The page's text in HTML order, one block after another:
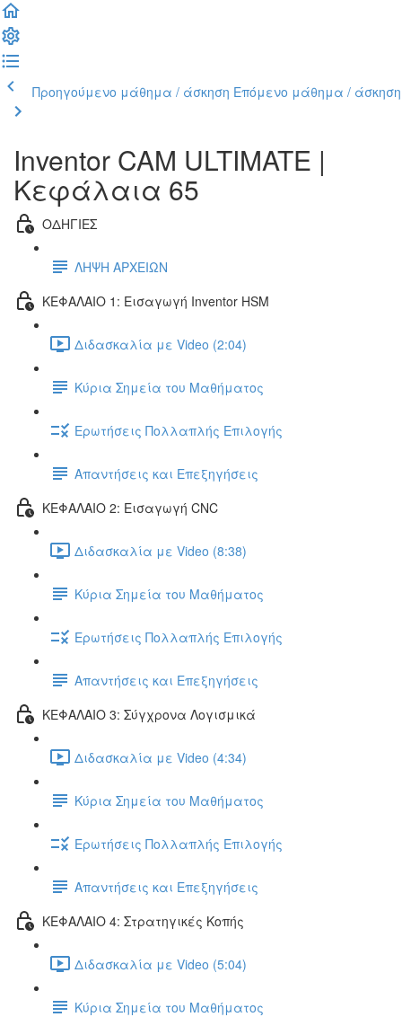
Προηγούμενο μάθημα / άσκηση Επόμενο μάθημα / άσκηση
Inventor CAM ULTIMATE |
Κεφάλαια 65
ΟΔΗΓΙΕΣ
ΛΗΨΗ ΑΡΧΕΙΩΝ
ΚΕΦΑΛΑΙΟ 1: Εισαγωγή Inventor HSM
Διδασκαλία με Video (2:04)
Κύρια Σημεία του Μαθήματος
Ερωτήσεις Πολλαπλής Επιλογής
Απαντήσεις και Επεξηγήσεις
ΚΕΦΑΛΑΙΟ 2: Εισαγωγή CNC
Διδασκαλία με Video (8:38)
Κύρια Σημεία του Μαθήματος
Ερωτήσεις Πολλαπλής Επιλογής
Απαντήσεις και Επεξηγήσεις
ΚΕΦΑΛΑΙΟ 3: Σύγχρονα Λογισμικά
Διδασκαλία με Video (4:34)
Κύρια Σημεία του Μαθήματος
Ερωτήσεις Πολλαπλής Επιλογής
Απαντήσεις και Επεξηγήσεις
ΚΕΦΑΛΑΙΟ 4: Στρατηγικές Κοπής
Διδασκαλία με Video (5:04)
Κύρια Σημεία του Μαθήματος